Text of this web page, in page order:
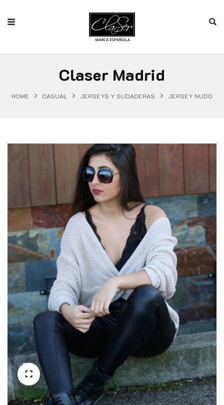
Claser Madrid
HOME CASUAL JERSEYS Y SUDADERAS JERSEY NUDO